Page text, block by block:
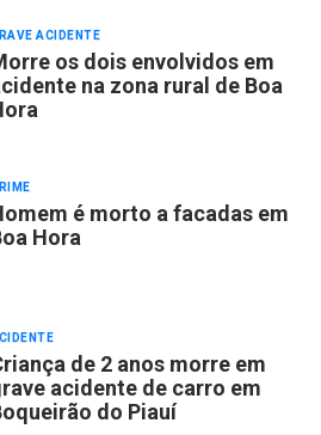
ACIDENTE
os dois envolvidos em
na zona rural de Boa
é morto a facadas em
Hora
de 2 anos morre em
acidente de carro em
do Piauí